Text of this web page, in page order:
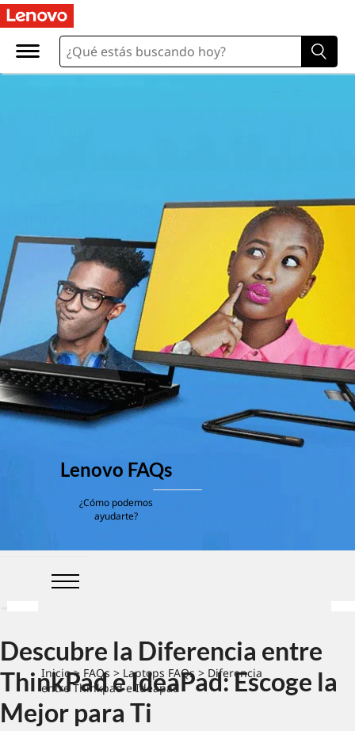
Inicio> FAQs> Laptops FAQs> Diferencia
entre Thinkpad e Ideapad
Lenovo FAQs
¿Cómo podemos
ayudarte?
Descubre la Diferencia entre
ThinkPad e IdeaPad: Escoge la
Mejor para Ti